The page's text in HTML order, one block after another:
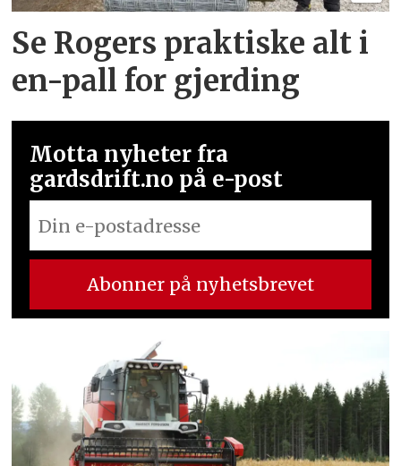
Se Rogers praktiske alt i
en-pall for gjerding
Motta nyheter fra
gardsdrift.no på e-post